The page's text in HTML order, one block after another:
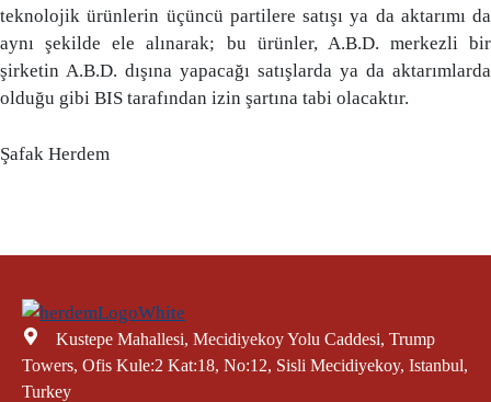
teknolojik ürünlerin üçüncü partilere satışı ya da aktarımı da
aynı şekilde ele alınarak; bu ürünler, A.B.D. merkezli bir
şirketin A.B.D. dışına yapacağı satışlarda ya da aktarımlarda
olduğu gibi BIS tarafından izin şartına tabi olacaktır.
Şafak Herdem
Kustepe Mahallesi, Mecidiyekoy Yolu Caddesi, Trump
Towers, Ofis Kule:2 Kat:18, No:12, Sisli Mecidiyekoy, Istanbul,
Turkey